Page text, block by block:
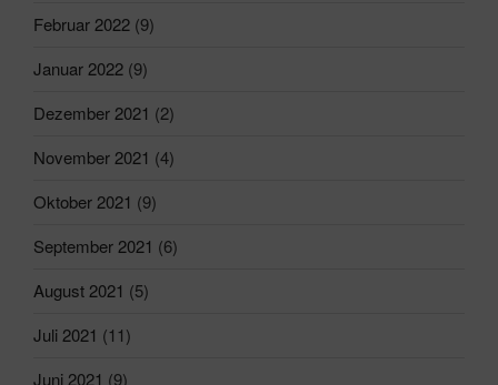
Februar 2022 (9)
Januar 2022 (9)
Dezember 2021 (2)
November 2021 (4)
Oktober 2021 (9)
September 2021 (6)
August 2021 (5)
Juli 2021 (11)
Juni 2021 (9)